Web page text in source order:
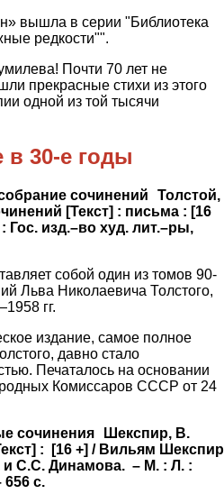
вышла в серии "Библиотека
редкости"".
Почти 70 лет не
прекрасные стихи из этого
одной из той тысячи
в 30-е годы
Толстой,
[Текст] : письма : [16
Гос. изд.–во худ. лит.–ры,
собой один из томов 90-
Льва Николаевича Толстого,
гг.
издание, самое полное
давно стало
Печаталось на основании
Комиссаров СССР от 24
Шекспир, В.
: [16 +] / Вильям Шекспир
С.С. Динамова. – М. : Л. :
656 c.